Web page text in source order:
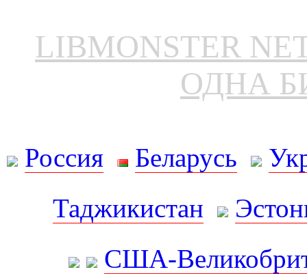
LIBMONSTER
ОДНА
Россия Беларусь
Таджикистан
США-